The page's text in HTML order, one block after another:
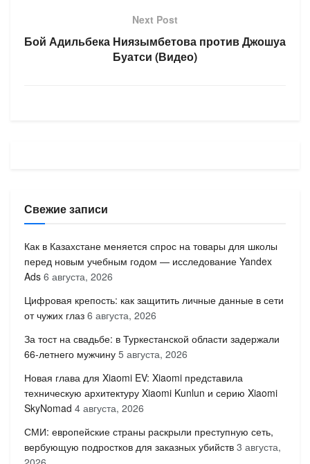
Next Post
Бой Адильбека Ниязымбетова против Джошуа
Буатси (Видео)
Свежие записи
Как в Казахстане меняется спрос на товары для школы
перед новым учебным годом — исследование Yandex
Ads 6 августа, 2026
Цифровая крепость: как защитить личные данные в сети
от чужих глаз 6 августа, 2026
За тост на свадьбе: в Туркестанской области задержали
66-летнего мужчину 5 августа, 2026
Новая глава для Xiaomi EV: Xiaomi представила
техническую архитектуру Xiaomi Kunlun и серию Xiaomi
SkyNomad 4 августа, 2026
СМИ: европейские страны раскрыли преступную сеть,
вербующую подростков для заказных убийств 3 августа,